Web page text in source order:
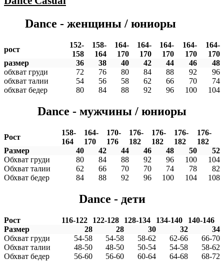
Dance - женщины / юниоры
рост
152-
158
158-
164
164-
170
164-
170
164-
170
164-
170
164-
170
размер
36 38 40 42 44 46
48
обхват груди
72 76 80 84 88 92
96
обхват талии
54 56 58 62 66 70
74
обхват бедер
80 84 88 92 96 100 104
Dance - мужчины / юниоры
Рост
158-
164
164-
170
170-
176
176-
182
176-
182
176-
182
176-
182
Размер
40 42 44 46 48 50
52
Обхват груди
80 84 88 92 96 100
104
Обхват талии
62 66 70 70 74 78
82
Обхват бедер
84 88 92 96 100 104 108
Dance - дети
Рост 116-122 122-128 128-134 134-140
140-146
Размер
28 28 30 32
34
Обхват груди
54-58 54-58 58-62 62-66
66-70
Обхват талии
48-50 48-50 50-54 54-58
58-62
Обхват бедер
56-60 56-60 60-64 64-68 68-72